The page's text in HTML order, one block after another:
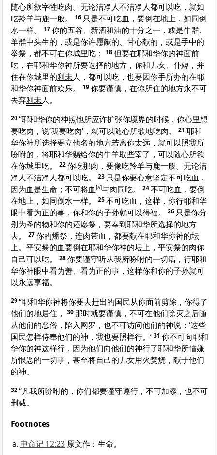
随心所欲宰牲吃肉。无论洁净人不洁净人都可以吃，就如
吃羚羊与鹿一般。
16 只是不可吃血，要倒在地上，如同倒
水一样。
17你的五谷、新酒和油的十分之一，或是牛群、
羊群中头生的，或是你许愿献的、甘心献的，或是手中的
举祭，都不可在你城里吃；
18但要在耶和华你的神面前
吃，在耶和华你神所要选择的地方，你和儿女、仆婢，并
住在你城里的利未人，都可以吃，也要因你手所办的在耶
和华你神面前欢乐。
19你要谨慎，在你所住的地方永不可
丢弃利未人。
20“耶和华你的神照他所应许扩张你境界的时候，你心里想
要吃肉，说‘我要吃肉’，就可以随心所欲地吃肉。
21 耶和
华你神所选择要立他名的地方若离你太远，就可以照我所
吩咐的，将耶和华赐给你的牛羊取些宰了，可以随心所欲
在你城里吃。
22你吃那肉，要像吃羚羊与鹿一般。无论洁
净人不洁净人都可以吃。
23 只是你要心意坚定不可吃血，
因为血是生命；不可将血 [a]与肉同吃。 24不可吃血，要倒
在地上，如同倒水一样。
25不可吃血，这样，你行耶和华
眼中看为正的事，你和你的子孙就可以得福。
26 只是你分
别为圣的物和你的还愿祭，要奉到耶和华所选择的地方
去。
27你的燔祭，连肉带血，都要献在耶和华你神的坛
上。平安祭的血要倒在耶和华你神的坛上，平安祭的肉你
自己可以吃。
28你要谨守听从我所吩咐的一切话，行耶和
华你神眼中看为善、看为正的事，这样你和你的子孙就可
以永远享福。
29“耶和华你神将你要去赶出的国民从你面前剪除，你得了
他们的地居住，
30那时就要谨慎，不可在他们除灭之后随
从他们的恶俗，陷入网罗，也不可访问他们的神说：‘这些
国民怎样侍奉他们的神，我也要照样行。’ 31 你不可向耶和
华你的神这样行，因为他们向他们的神行了耶和华所憎嫌
所恨恶的一切事，甚至将自己的儿女用火焚烧，献于他们
的神。
32“凡我所吩咐的，你们都要谨守遵行，不可加添，也不可
删减。
Footnotes
申命记 12:23 原文作：生命。